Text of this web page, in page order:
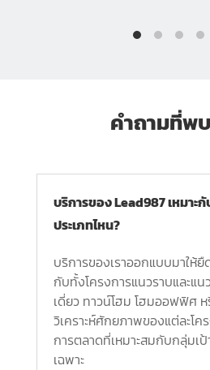
คำถามที่พ
บริการของ Lead987 เหมาะกั
ประเภทไหน?
บริการของเราออกแบบมาให้ยื
กับทั้งโครงการแนวราบและแน
เดี่ยว ทาวน์โฮม โฮมออฟฟิศ ห
วิเคราะห์ศักยภาพของแต่ละโค
การตลาดที่เหมาะสมกับกลุ่มเป้
เฉพาะ